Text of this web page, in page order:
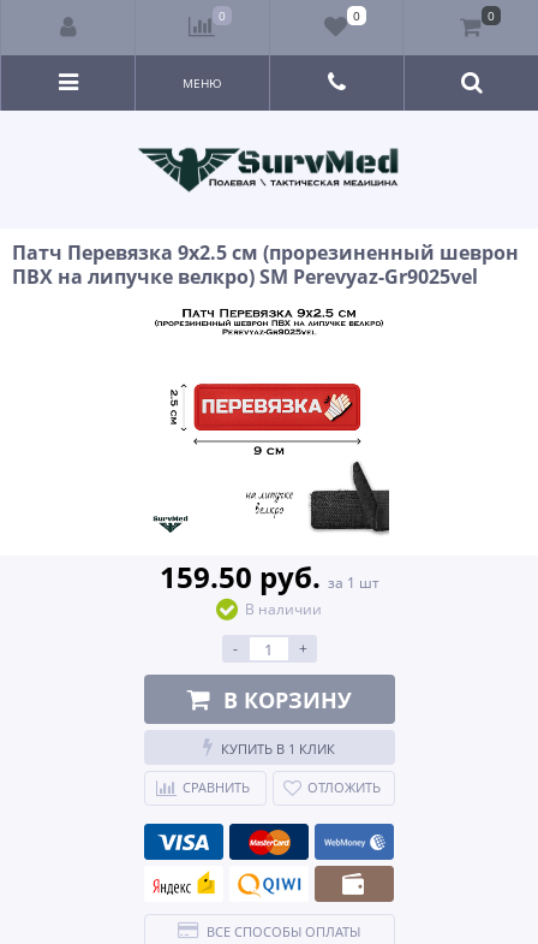
МЕНЮ
Патч Перевязка 9x2.5 см (прорезиненный шеврон
ПВХ на липучке велкро) SM Perevyaz-Gr9025vel
159.50 руб. за 1 шт
В наличии
-
+
В КОРЗИНУ
КУПИТЬ В 1 КЛИК
СРАВНИТЬ ОТЛОЖИТЬ
ВСЕ СПОСОБЫ ОПЛАТЫ
0 0 0